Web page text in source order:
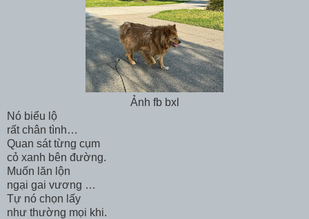
Ảnh fb bxl
Nó biểu lộ
rất chân tình…
Quan sát từng cụm
cỏ xanh bên đường.
Muốn lăn lộn
ngại gai vương …
Tự nó chọn lấy
như thường mọi khi.